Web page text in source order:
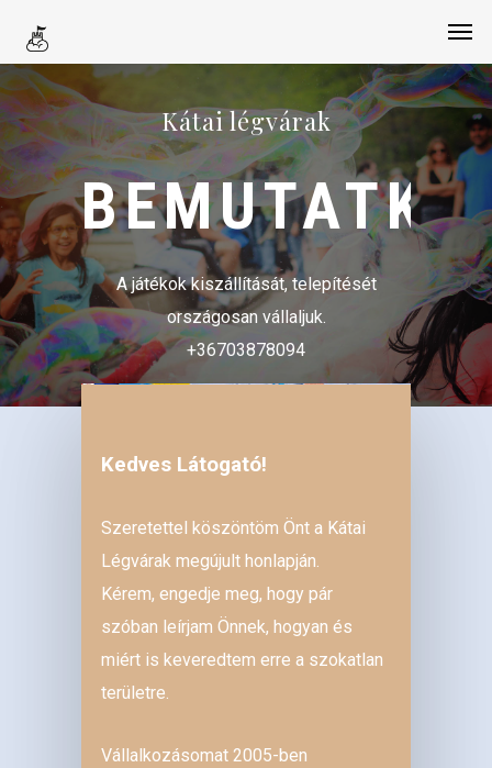
Kátai légvárak
A játékok kiszállítását, telepítését
országosan vállaljuk.
+36703878094
Kedves Látogató!
Szeretettel köszöntöm Önt a Kátai
Légvárak megújult honlapján.
Kérem, engedje meg, hogy pár
szóban leírjam Önnek, hogyan és
miért is keveredtem erre a szokatlan
területre.
Vállalkozásomat 2005-ben